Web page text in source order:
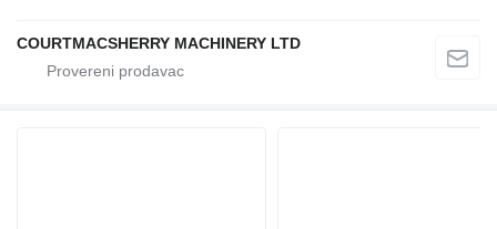
COURTMACSHERRY MACHINERY LTD